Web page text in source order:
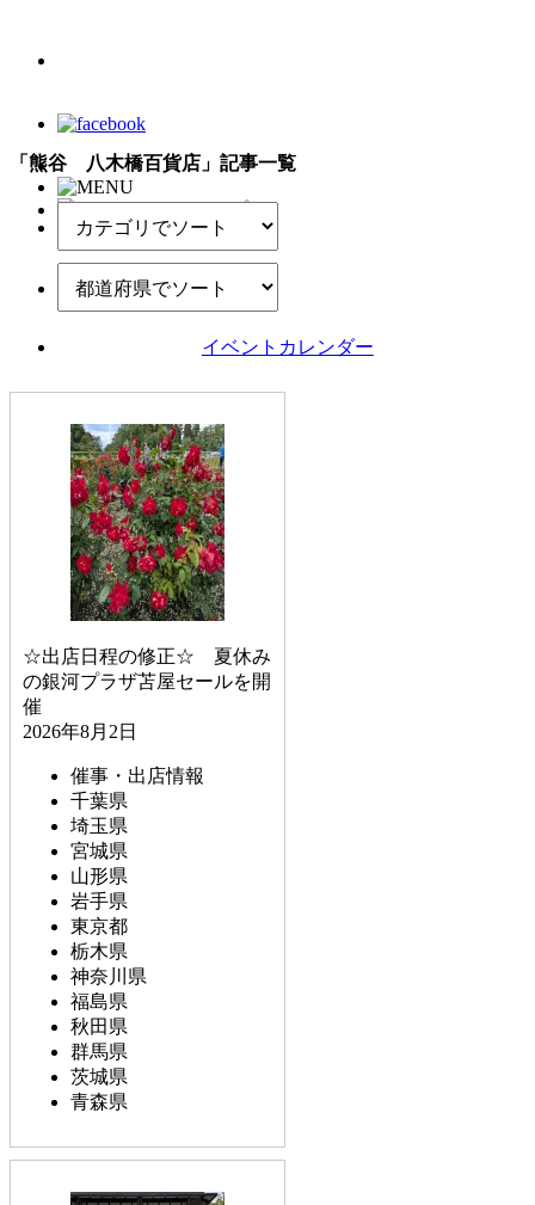
「熊谷 八木橋百貨店」記事一覧
イベントカレンダー
☆出店日程の修正☆ 夏休み
の銀河プラザ苫屋セールを開
催
2026年8月2日
催事・出店情報
千葉県
埼玉県
宮城県
山形県
岩手県
東京都
栃木県
神奈川県
福島県
秋田県
群馬県
茨城県
青森県